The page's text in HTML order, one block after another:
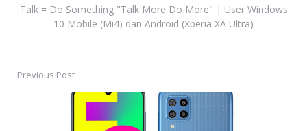
Talk = Do Something "Talk More Do More" | User Windows
10 Mobile (Mi4) dan Android (Xperia XA Ultra)
PostPrevious Post